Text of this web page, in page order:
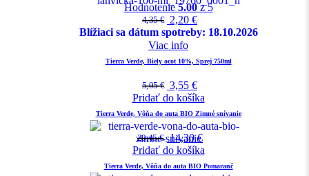
Hodnotenie5.00z 5
4,35€ 2,20 €
Blížiaci sa dátum spotreby: 18.10.2026
Viac info
Tierra Verde, Biely ocot 10%, Sprej 750ml
5,05€ 3,55 €
Pridať do košíka
Tierra Verde, Vôňa do auta BIO Zimné snívanie
20,45€ 14,30€
Pridať do košíka
Tierra Verde, Vôňa do auta BIO Pomaranč